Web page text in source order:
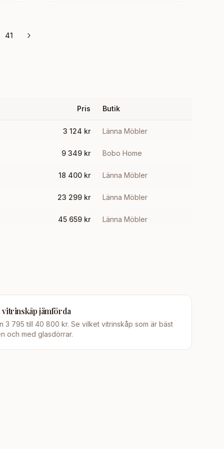
41
Pris Butik
3 124 kr Länna Möbler
9 349 kr Bobo Home
18 400 kr Länna Möbler
23 299 kr Länna Möbler
45 659 kr Länna Möbler
vitrinskåp jämförda
3 795 till 40 800 kr. Se vilket vitrinskåp som är bäst
och med glasdörrar.